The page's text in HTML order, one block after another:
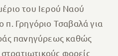
του Ιερού Ναού
π. Γρηγόριο Τσαβαλά για
πανηγύρεως καθώς
στρατιωτικούς φορείς